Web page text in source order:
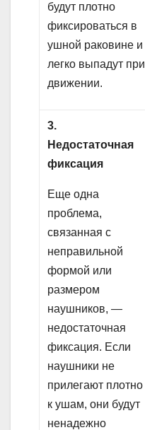
будут плотно
фиксироваться в
ушной раковине и
легко выпадут при
движении.
3.
Недостаточная
фиксация
Еще одна
проблема,
связанная с
неправильной
формой или
размером
наушников, —
недостаточная
фиксация. Если
наушники не
прилегают плотно
к ушам, они будут
ненадежно